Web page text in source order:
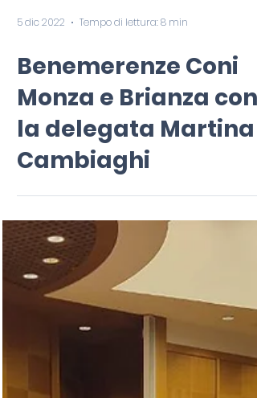
5 dic 2022 Tempo di lettura: 8 min
Benemerenze Coni
Monza e Brianza con
la delegata Martina
Cambiaghi